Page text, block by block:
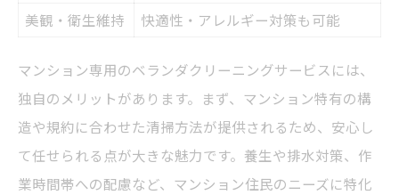
美観・衛生維持
快適性・アレルギー対策も可能
マンション専用のベランダクリーニングサービスには、
独自のメリットがあります。まず、マンション特有の構
造や規約に合わせた清掃方法が提供されるため、安心し
て任せられる点が大きな魅力です。養生や排水対策、作
業時間帯への配慮など、マンション住民のニーズに特化